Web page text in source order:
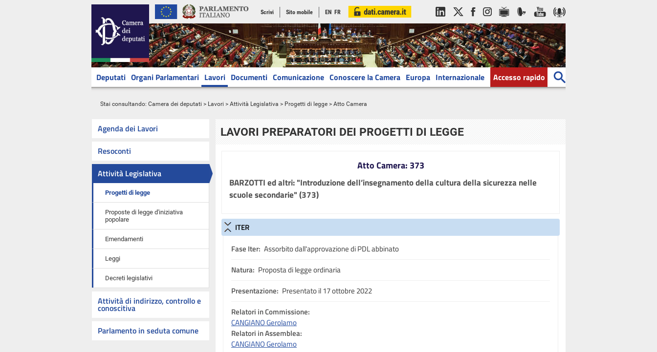
Scrivi Sito mobile EN FR
Deputati Organi Parlamentari Lavori Documenti Comunicazione Conoscere la Camera Europa Internazionale Accesso rapido
Stai consultando: Camera dei deputati > Lavori > Attività Legislativa > Progetti di legge > Atto Camera
Agenda dei Lavori
Resoconti
Attività Legislativa
Progetti di legge
Proposte di legge d'iniziativa
popolare
Emendamenti
Leggi
Decreti legislativi
Attività di indirizzo, controllo e
conoscitiva
Parlamento in seduta comune
LAVORI PREPARATORI DEI PROGETTI DI LEGGE
Atto Camera: 373
BARZOTTI ed altri: "Introduzione dell’insegnamento della cultura della sicurezza nelle
scuole secondarie" (373)
ITER
Fase Iter: Assorbito dall'approvazione di PDL abbinato
Natura: Proposta di legge ordinaria
Presentazione: Presentato il 17 ottobre 2022
Relatori in Commissione:
CANGIANO Gerolamo
Relatori in Assemblea:
CANGIANO Gerolamo